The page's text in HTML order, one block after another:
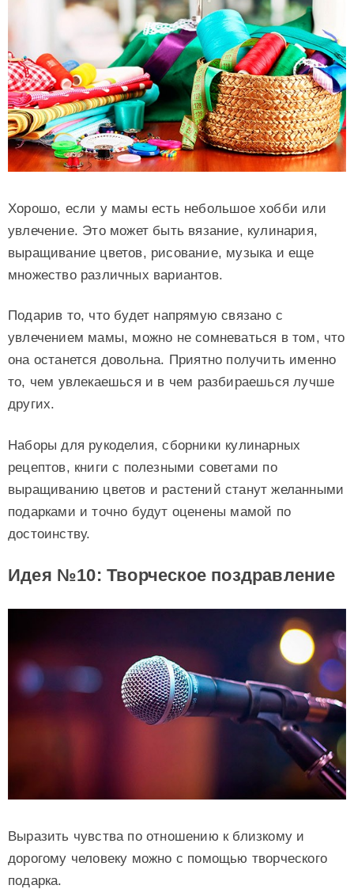
Хорошо, если у мамы есть небольшое хобби или
увлечение. Это может быть вязание, кулинария,
выращивание цветов, рисование, музыка и еще
множество различных вариантов.
Подарив то, что будет напрямую связано с
увлечением мамы, можно не сомневаться в том, что
она останется довольна. Приятно получить именно
то, чем увлекаешься и в чем разбираешься лучше
других.
Наборы для рукоделия, сборники кулинарных
рецептов, книги с полезными советами по
выращиванию цветов и растений станут желанными
подарками и точно будут оценены мамой по
достоинству.
Идея №10: Творческое поздравление
Выразить чувства по отношению к близкому и
дорогому человеку можно с помощью творческого
подарка.